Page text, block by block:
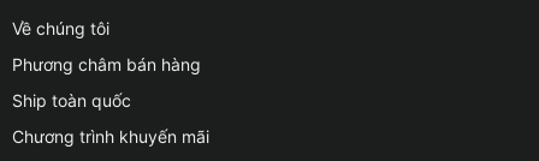
Về chúng tôi
Phương châm bán hàng
Ship toàn quốc
Chương trình khuyến mãi